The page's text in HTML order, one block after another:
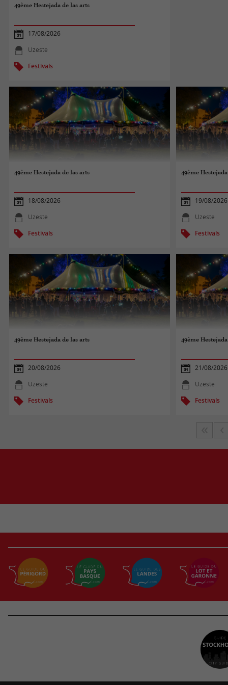
49ème Hestejada de las arts
17/08/2026
Uzeste
Festivals
49ème Hestejada de las arts
18/08/2026
Uzeste
Festivals
49ème
19/08/2026
Uzeste
Festivals
49ème Hestejada de las arts
20/08/2026
Uzeste
Festivals
49ème
21/08/2026
Uzeste
Festivals